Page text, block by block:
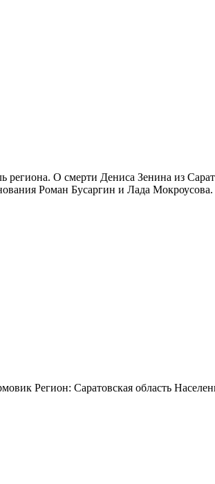
региона. О смерти Дениса Зенина из
Роман Бусаргин и Лада
Регион: Саратовская область